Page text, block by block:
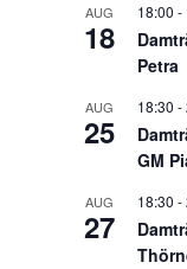
AUG
18
18:00 -
Petra
AUG
25
18:30 -
GM
AUG
27
18:30 -